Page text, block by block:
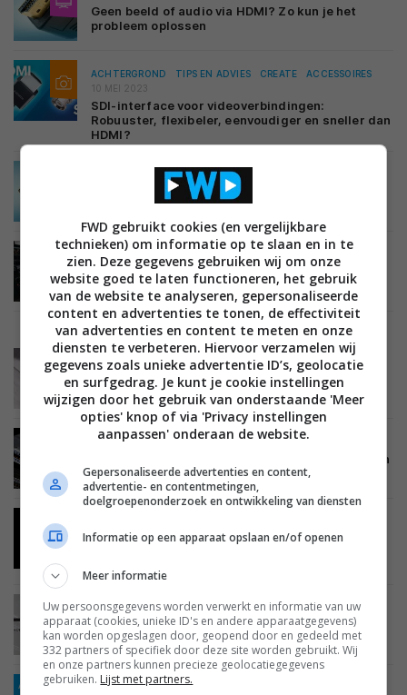
Geen beeld of audio via HDMI? Zo kun je het
probleem oplossen
ACHTERGROND TIPS EN ADVIES CREATE
ACCESSOIRES
10 MEI 2023
SDI-interface voor videoverbindingen:
Robuuster, flexibeler, eenvoudiger en sneller dan
HDMI?
TIPS EN ADVIES BEELD ACCESSOIRES
HDMI over lange afstanden gebruiken: alles dat
je moet weten
TIPS EN ADVIES 07 MAART 2022
Aansluiten van je home cinema-systeem of
soundbar: dit moet je weten
TIPS EN ADVIES BEELD ACCESSOIRES 04 MAART 2022
Alles over accessoires, bekabeling en plaatsing
in je av-systeem
BEELD 10 FEBRUARI 2022
Alles over de verschillende soorten kabels in een
av-systeem
03 JANUARI 2022
(SBTM) toe
NIEUWS BEELD ACCESSOIRES 15 DECEMBER 2021
Opgepast: HDMI 2.0-apparaten zijn nu ineens
HDMI 2.1-apparaten
ADV GESPONSORD BEELD
FWD gebruikt cookies (en vergelijkbare
technieken) om informatie op te slaan en in te
zien. Deze gegevens gebruiken wij om onze
website goed te laten functioneren, het gebruik
van de website te analyseren, gepersonaliseerde
content en advertenties te tonen, de effectiviteit
van advertenties en content te meten en onze
diensten te verbeteren. Hiervoor verzamelen wij
gegevens zoals unieke advertentie ID’s, geolocatie
en surfgedrag. Je kunt je cookie instellingen
wijzigen door het gebruik van onderstaande 'Meer
opties' knop of via 'Privacy instellingen
aanpassen' onderaan de website.
Gepersonaliseerde advertenties en content,
advertentie- en contentmetingen,
doelgroepenonderzoek en ontwikkeling van diensten
Informatie op een apparaat opslaan en/of openen
Meer informatie
Uw persoonsgegevens worden verwerkt en informatie van uw
apparaat (cookies, unieke ID's en andere apparaatgegevens)
kan worden opgeslagen door, geopend door en gedeeld met
332 partners of specifiek door deze site worden gebruikt. Wij
en onze partners kunnen precieze geolocatiegegevens
gebruiken. Lijst met partners.